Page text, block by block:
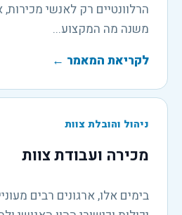
הרלוונטיים רק לאנשי
משנה מה המקצוע...
לקריאת המאמר ←
ניהול והובלת צוות
מכירה ועבודת צוות
בימים אלו, ארגונים רבים